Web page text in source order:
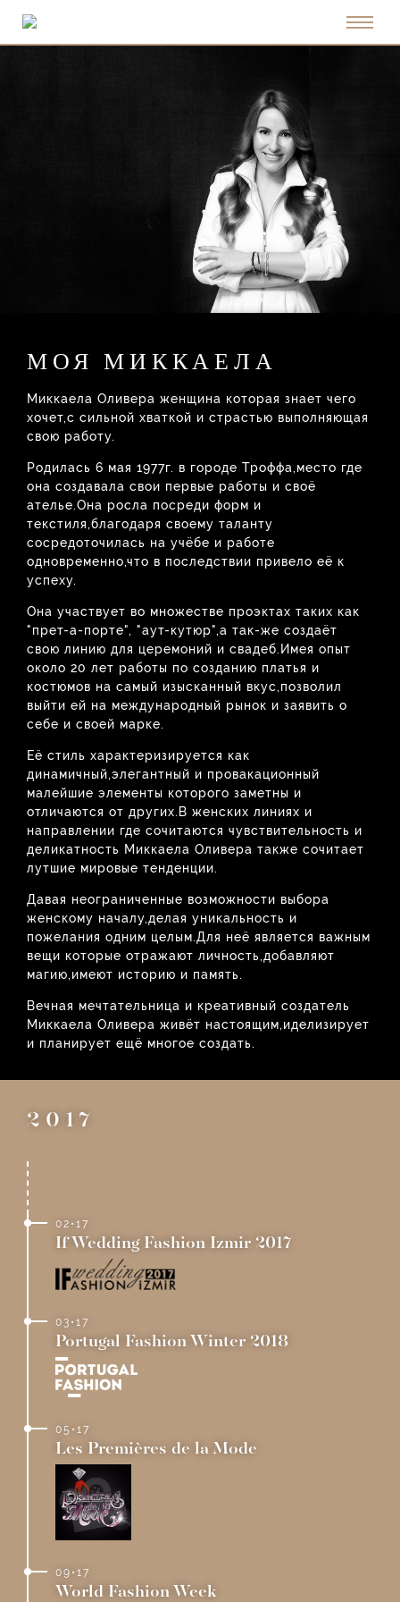
МОЯ МИККАЕЛА
Миккаела Оливера женщина которая знает чего
хочет,с сильной хваткой и страстью выполняющая
свою работу.
Родилась 6 мая 1977г. в городе Троффа,место где
она создавала свои первые работы и своё
ателье.Она росла посреди форм и
текстиля,благодаря своему таланту
сосредоточилась на учёбе и работе
одновременно,что в последствии привело её к
успеху.
Она участвует во множестве проэктах таких как
"прет-а-порте", "аут-кутюр",а так-же создаёт
свою линию для церемоний и свадеб.Имея опыт
около 20 лет работы по созданию платья и
костюмов на самый изысканный вкус,позволил
выйти ей на международный рынок и заявить о
себе и своей марке.
Её стиль характеризируется как
динамичный,элегантный и провакационный
малейшие элементы которого заметны и
отличаются от других.В женских линиях и
направлении где сочитаются чувствительность и
деликатность Миккаела Оливера также сочитает
лутшие мировые тенденции.
Давая неограниченные возможности выбора
женскому началу,делая уникальность и
пожелания одним целым.Для неё является важным
вещи которые отражают личность,добавляют
магию,имеют историю и память.
Вечная мечтательница и креативный создатель
Миккаела Оливера живёт настоящим,иделизирует
и планирует ещё многое создать.
2017
02•17
If Wedding Fashion Izmir 2017
03•17
Portugal Fashion Winter 2018
05•17
Les Premières de la Mode
09•17
World Fashion Week